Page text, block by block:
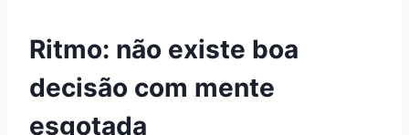
Ritmo: não existe boa
decisão com mente
esgotada